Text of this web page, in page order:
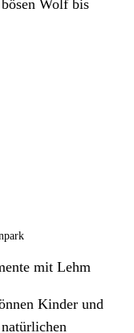
Wolf bis
mit Lehm
Kinder und